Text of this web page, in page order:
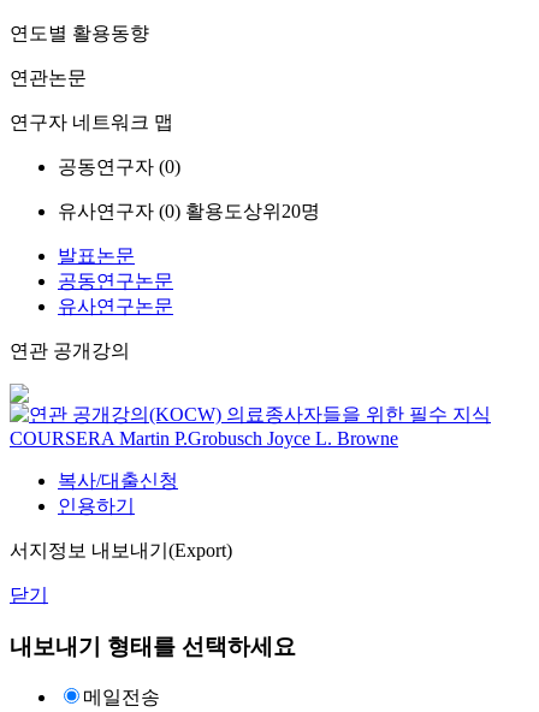
연도별 활용동향
연관논문
연구자 네트워크 맵
공동연구자 (0)
유사연구자 (0) 활용도상위20명
발표논문
공동연구논문
유사연구논문
연관 공개강의
의료종사자들을 위한 필수 지식
COURSERA Martin P.Grobusch Joyce L. Browne
복사/대출신청
인용하기
서지정보 내보내기(Export)
닫기
내보내기 형태를 선택하세요
메일전송